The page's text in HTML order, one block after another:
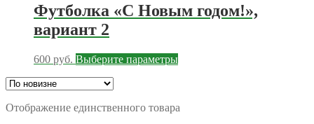
Футболка «С Новым годом!»,
вариант 2
600 руб. Выберите параметрыЭтот
вариаций.
Отображение единственного товара